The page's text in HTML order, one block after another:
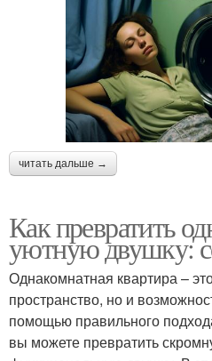
читать дальше →
Как превратить
уютную двушку:
Однакомнатная квартира –
пространство, но и
помощью правильного
вы можете превратить